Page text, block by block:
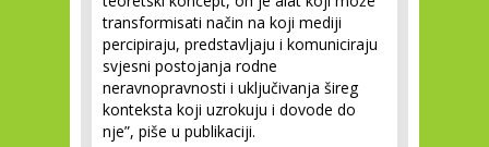
transformisati način na koji mediji
percipiraju, predstavljaju i komuniciraju
svjesni postojanja rodne
neravnopravnosti i uključivanja šireg
konteksta koji uzrokuju i dovode do
nje”, piše u publikaciji.